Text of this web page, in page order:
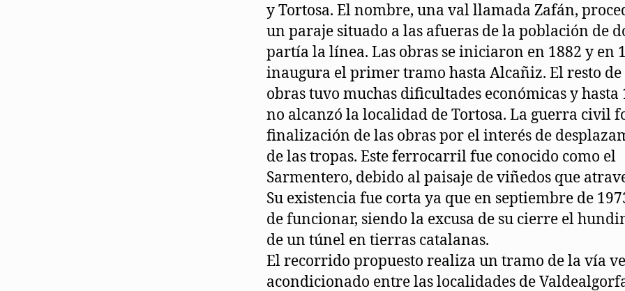
y Tortosa. El nombre, una val llamada Zafán,
un paraje situado a las afueras de la población de
partía la línea. Las obras se iniciaron en 1882 y en
inaugura el primer tramo hasta Alcañiz. El resto de
obras tuvo muchas dificultades económicas y hasta
no alcanzó la localidad de Tortosa. La guerra civil
finalización de las obras por el interés de
de las tropas. Este ferrocarril fue conocido como el
Sarmentero, debido al paisaje de viñedos que
Su existencia fue corta ya que en septiembre de
de funcionar, siendo la excusa de su cierre el
de un túnel en tierras catalanas.
El recorrido propuesto realiza un tramo de la vía
acondicionado entre las localidades de